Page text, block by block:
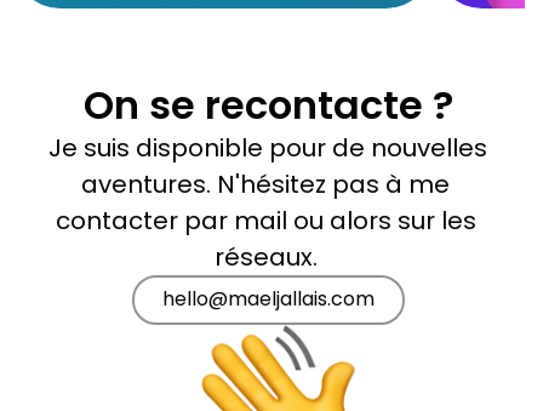
On se recontacte ?
Je suis disponible pour de nouvelles
aventures. N'hésitez pas à me
contacter par mail ou alors sur les
réseaux.
hello@maeljallais.com